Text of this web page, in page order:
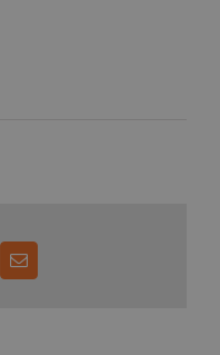
E-
mail: